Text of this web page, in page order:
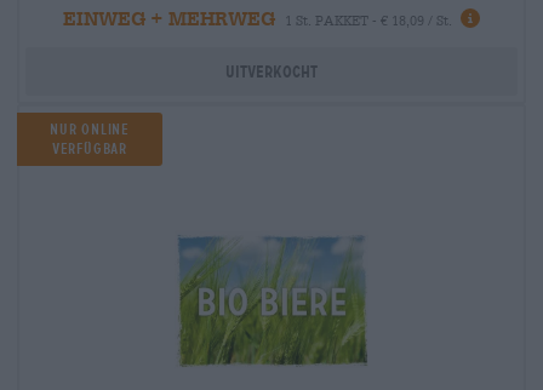
EINWEG + MEHRWEG
1 St. PAKKET - € 18,09 / St.
Uitverkocht
Nur Online
verfügbar